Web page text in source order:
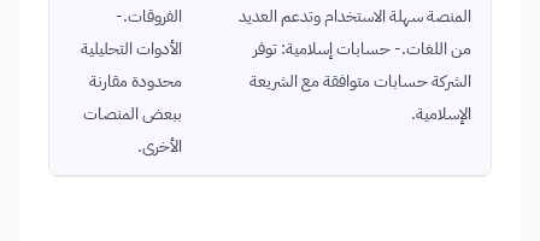
المنصة سهلة الاستخدام وتدعم العديد
من اللغات.- حسابات إسلامية: توفر
الشركة حسابات متوافقة مع الشريعة
الإسلامية.
الفروقات.-
الأدوات التحليلية
محدودة مقارنة
ببعض المنصات
الأخرى.